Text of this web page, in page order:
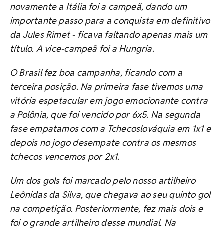
novamente a Itália foi a campeã, dando um
importante passo para a conquista em definitivo
da Jules Rimet - ficava faltando apenas mais um
título. A vice-campeã foi a Hungria.
O Brasil fez boa campanha, ficando com a
terceira posição. Na primeira fase tivemos uma
vitória espetacular em jogo emocionante contra
a Polônia, que foi vencido por 6x5. Na segunda
fase empatamos com a Tchecoslováquia em 1x1 e
depois no jogo desempate contra os mesmos
tchecos vencemos por 2x1.
Um dos gols foi marcado pelo nosso artilheiro
Leônidas da Silva, que chegava ao seu quinto gol
na competição. Posteriormente, fez mais dois e
foi o grande artilheiro desse mundial. Na